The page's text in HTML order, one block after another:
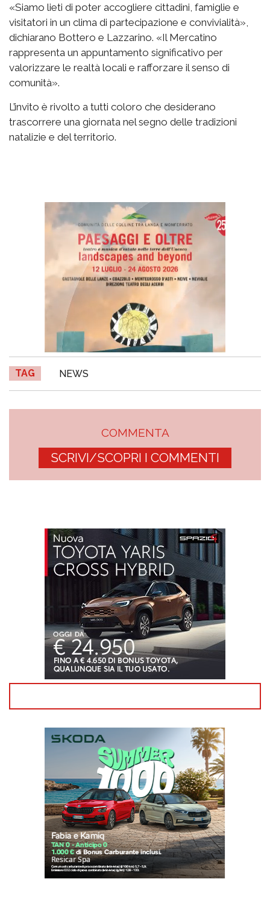
«Siamo lieti di poter accogliere cittadini, famiglie e
visitatori in un clima di partecipazione e convivialità»,
dichiarano Bottero e Lazzarino. «Il Mercatino
rappresenta un appuntamento significativo per
valorizzare le realtà locali e rafforzare il senso di
comunità».
L’invito è rivolto a tutti coloro che desiderano
trascorrere una giornata nel segno delle tradizioni
natalizie e del territorio.
TAG NEWS
COMMENTA
SCRIVI/SCOPRI I COMMENTI